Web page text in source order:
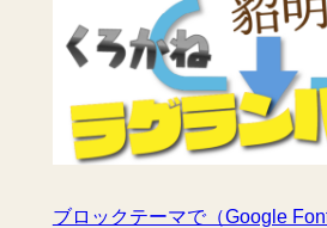
ブロックテーマで（Google